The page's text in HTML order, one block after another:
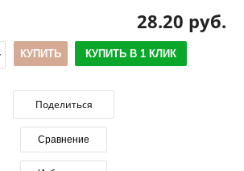
28.20 руб.
КУПИТЬ КУПИТЬ В 1 КЛИК
Поделиться
Сравнение